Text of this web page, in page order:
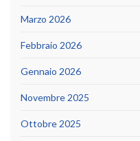
Marzo 2026
Febbraio 2026
Gennaio 2026
Novembre 2025
Ottobre 2025